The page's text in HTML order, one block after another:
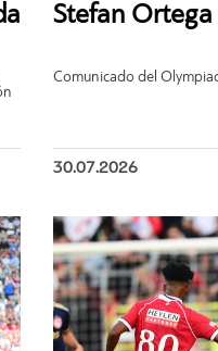
Stefan
Comunicado del
30.07.2026